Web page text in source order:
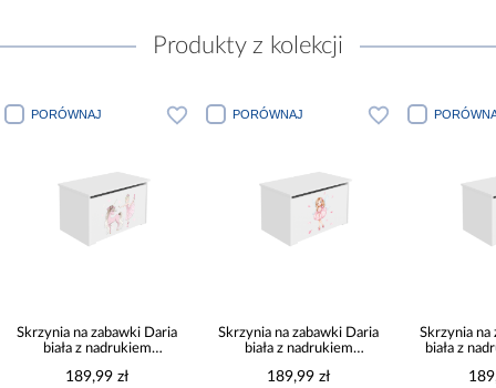
Produkty z kolekcji
PORÓWNAJ
Skrzynia na zabawki Daria
biała z nadrukiem
189,99 zł
PORÓWNAJ
Skrzynia na zabawki Daria
biała z nadrukiem
skrzydełkami
189,99 zł
Skrzynia na
biała z